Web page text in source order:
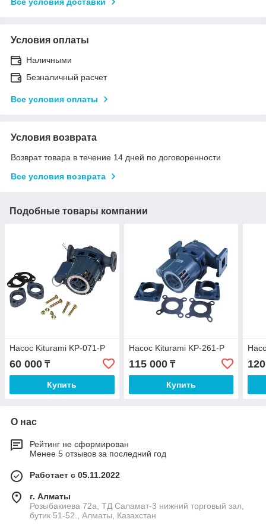
Условия оплаты
Наличными
Безналичный расчет
Все условия оплаты
Условия возврата
Возврат товара в течение 14 дней по договоренности
Все условия возврата
Подобные товары компании
Насос Kiturami KP-071-P
60 000 ₸
Купить
Насос Kiturami KP-261-P
115 000₸
Купить
О нас
Рейтинг не сформирован
Менее 5 отзывов за последний год
Работает с 05.11.2022
г. Алматы
Розыбакиева 72а, ТД Саламат-3 нижний торговый зал,
бутик 51-52., Алматы, Казахстан